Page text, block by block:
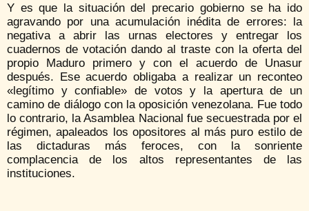
Y es que la situación del precario gobierno se ha ido
agravando por una acumulación inédita de errores: la
negativa a abrir las urnas electores y entregar los
cuadernos de votación dando al traste con la oferta del
propio Maduro primero y con el acuerdo de Unasur
después. Ese acuerdo obligaba a realizar un reconteo
«legítimo y confiable» de votos y la apertura de un
camino de diálogo con la oposición venezolana. Fue todo
lo contrario, la Asamblea Nacional fue secuestrada por el
régimen, apaleados los opositores al más puro estilo de
las dictaduras más feroces, con la sonriente
complacencia de los altos representantes de las
instituciones.